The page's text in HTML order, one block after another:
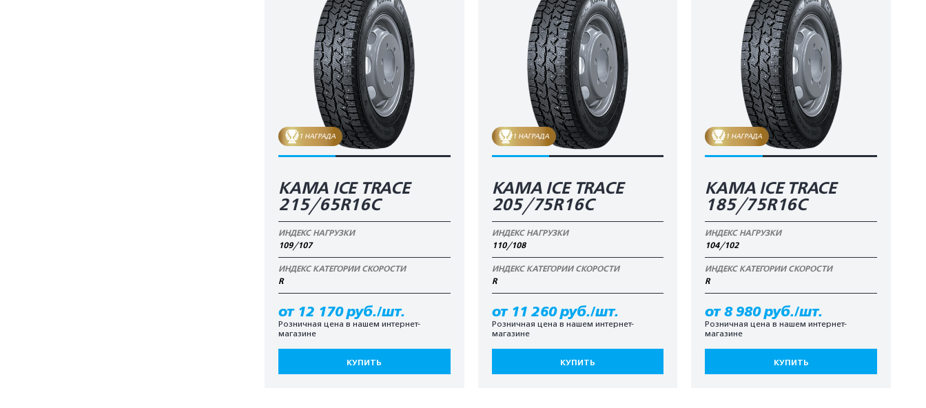
1 НАГРАДА
КАМА ICE TRACE
215/65R16C
ИНДЕКС НАГРУЗКИ
109/107
ИНДЕКС КАТЕГОРИИ СКОРОСТИ
R
от 12 170 руб./шт.
Розничная цена в нашем интернет-
магазине
КУПИТЬ
1 НАГРАДА
КАМА ICE TRACE
205/75R16C
ИНДЕКС НАГРУЗКИ
110/108
ИНДЕКС КАТЕГОРИИ СКОРОСТИ
R
от 11 260 руб./шт.
Розничная цена в нашем интернет-
магазине
КУПИТЬ
1 НАГРАДА
КАМА ICE TRACE
185/75R16C
ИНДЕКС НАГРУЗКИ
104/102
ИНДЕКС КАТЕГОРИИ СКОРОСТИ
R
от 8 980 руб./шт.
Розничная цена в нашем интернет-
магазине
КУПИТЬ